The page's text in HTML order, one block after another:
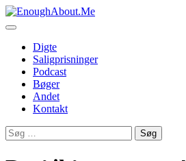
Skip
to
Digte
Saligprisninger
Podcast
Bøger
Andet
Kontakt
Søg
efter: